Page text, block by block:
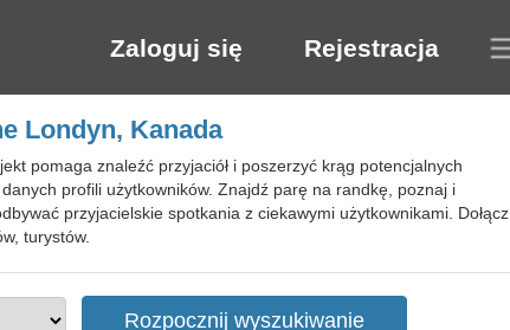
Zaloguj się Rejestracja
Londyn, Kanada
pomaga znaleźć przyjaciół i poszerzyć krąg potencjalnych
profili użytkowników. Znajdź parę na randkę, poznaj i
przyjacielskie spotkania z ciekawymi użytkownikami. Dołącz
turystów.